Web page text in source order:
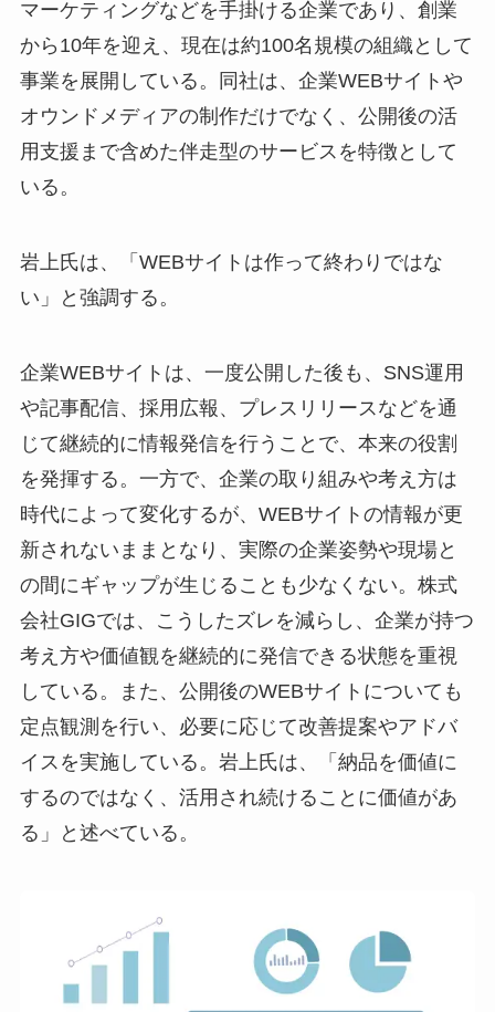
マーケティングなどを手掛ける企業であり、創業
から10年を迎え、現在は約100名規模の組織として
事業を展開している。同社は、企業WEBサイトや
オウンドメディアの制作だけでなく、公開後の活
用支援まで含めた伴走型のサービスを特徴として
いる。
岩上氏は、「WEBサイトは作って終わりではな
い」と強調する。
企業WEBサイトは、一度公開した後も、SNS運用
や記事配信、採用広報、プレスリリースなどを通
じて継続的に情報発信を行うことで、本来の役割
を発揮する。一方で、企業の取り組みや考え方は
時代によって変化するが、WEBサイトの情報が更
新されないままとなり、実際の企業姿勢や現場と
の間にギャップが生じることも少なくない。株式
会社GIGでは、こうしたズレを減らし、企業が持つ
考え方や価値観を継続的に発信できる状態を重視
している。また、公開後のWEBサイトについても
定点観測を行い、必要に応じて改善提案やアドバ
イスを実施している。岩上氏は、「納品を価値に
するのではなく、活用され続けることに価値があ
る」と述べている。